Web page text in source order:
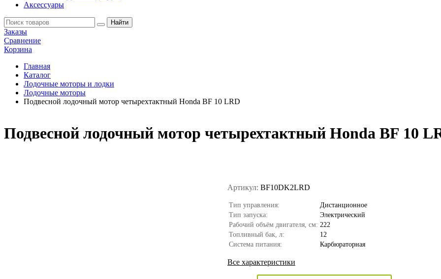
Аксессуары
Заказы
Сравнение
Корзина
Главная
Каталог
Лодочные моторы и лодки
Лодочные моторы
Подвесной лодочный мотор четырехтактный Honda BF 10 LRD
Подвесной лодочный мотор четырехтактный Honda BF 10
Артикул: BF10DK2LRD
Тип управления:
Дистанционное
Тип запуска:
Электрический
Рабочий объём двигателя, см: 222
Топливный бак, л:
12
Система питания:
Карбюраторная
Все характеристики